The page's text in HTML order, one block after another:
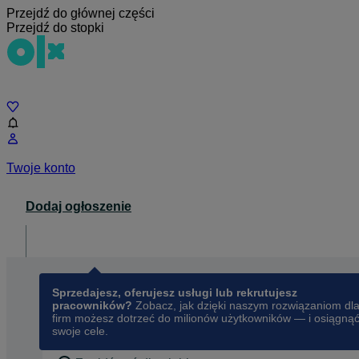
Przejdź do głównej części
Przejdź do stopki
Twoje konto
Dodaj ogłoszenie
Sprzedajesz, oferujesz usługi lub rekrutujesz
pracowników? Zobacz, jak dzięki naszym rozwiązaniom dla
firm możesz dotrzeć do milionów użytkowników — i osiągnąć
swoje cele.